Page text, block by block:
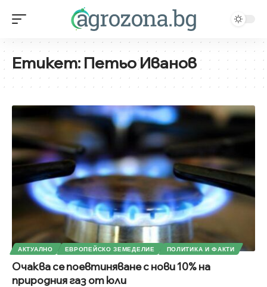
Етикет:Петьо Иванов
АКТУАЛНО ЕВРОПЕЙСКО ЗЕМЕДЕЛИЕ ПОЛИТИКА И ФАКТИ
Очаква се поевтиняване с нови 10% на
природния газ от юли